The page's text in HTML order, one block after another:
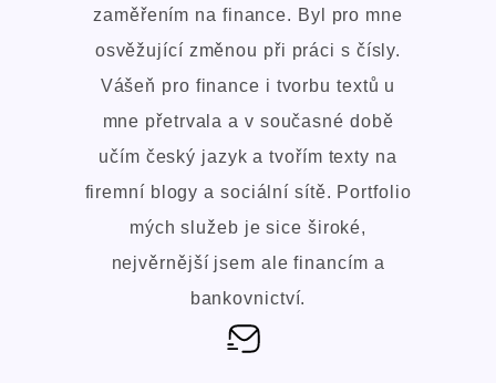
zaměřením na finance. Byl pro mne
osvěžující změnou při práci s čísly.
Vášeň pro finance i tvorbu textů u
mne přetrvala a v současné době
učím český jazyk a tvořím texty na
firemní blogy a sociální sítě. Portfolio
mých služeb je sice široké,
nejvěrnější jsem ale financím a
bankovnictví.